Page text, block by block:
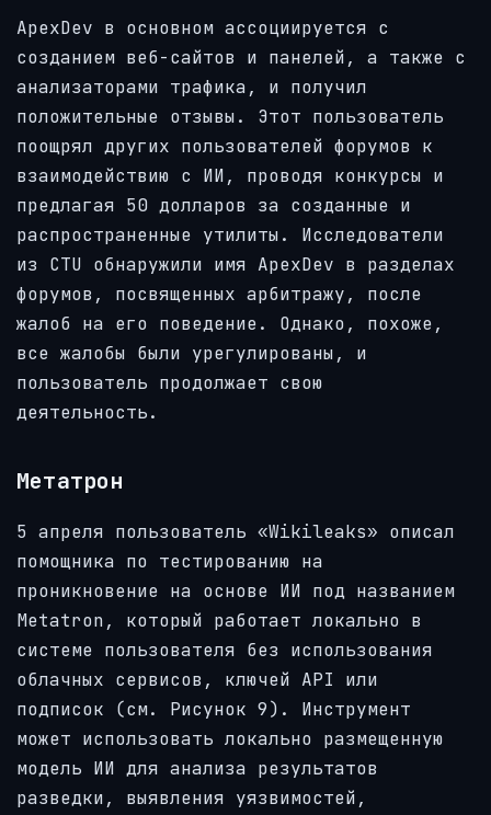
ApexDev в основном ассоциируется с
созданием веб-сайтов и панелей, а также с
анализаторами трафика, и получил
положительные отзывы. Этот пользователь
поощрял других пользователей форумов к
взаимодействию с ИИ, проводя конкурсы и
предлагая 50 долларов за созданные и
распространенные утилиты. Исследователи
из CTU обнаружили имя ApexDev в разделах
форумов, посвященных арбитражу, после
жалоб на его поведение. Однако, похоже,
все жалобы были урегулированы, и
пользователь продолжает свою
деятельность.
Метатрон
5 апреля пользователь «Wikileaks» описал
помощника по тестированию на
проникновение на основе ИИ под названием
Metatron, который работает локально в
системе пользователя без использования
облачных сервисов, ключей API или
подписок (см. Рисунок 9). Инструмент
может использовать локально размещенную
модель ИИ для анализа результатов
разведки, выявления уязвимостей,